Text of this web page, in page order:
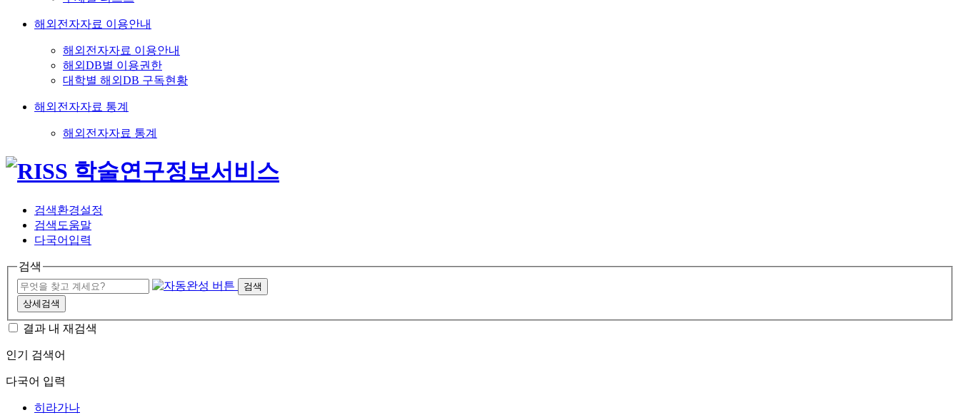
해외전자자료 이용안내
해외전자자료 이용안내
해외DB별 이용권한
대학별 해외DB 구독현황
해외전자자료 통계
해외전자자료 통계
검색환경설정
검색도움말
다국어입력
검색
검색
상세검색
결과 내 재검색
인기 검색어
다국어 입력
히라가나